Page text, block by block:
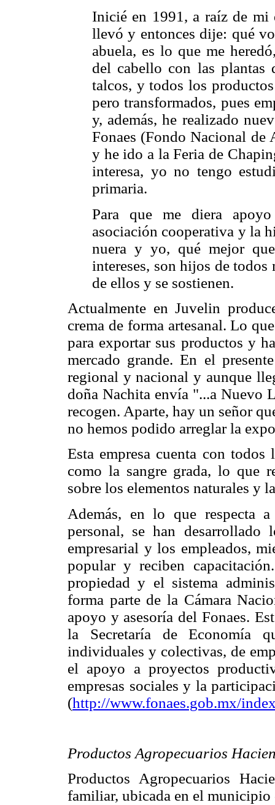
Inicié en 1991, a raíz de
llevó y entonces dije: qué
abuela, es lo que me
del cabello con las plantas
talcos, y todos los
pero transformados, pues
y, además, he realizado
Fonaes (Fondo Nacional de
y he ido a la Feria de
interesa, yo no tengo
primaria.
Para que me diera
asociación cooperativa y la
nuera y yo, qué mejor
intereses, son hijos de todos
de ellos y se sostienen.
Actualmente en Juvelin
crema de forma artesanal. Lo
para exportar sus productos y
mercado grande. En el
regional y nacional y aunque
doña Nachita envía "...a Nuevo
recogen. Aparte, hay un señor
no hemos podido arreglar la
Esta empresa cuenta con
como la sangre grada, lo que
sobre los elementos naturales y
Además, en lo que respecta
personal, se han desarrollado
empresarial y los empleados,
popular y reciben
propiedad y el sistema
forma parte de la Cámara
apoyo y asesoría del Fonaes.
la Secretaría de Economía
individuales y colectivas, de
el apoyo a proyectos
empresas sociales y la
(http://www.fonaes.gob.mx/
Productos Agropecuarios
Productos Agropecuarios
familiar, ubicada en el